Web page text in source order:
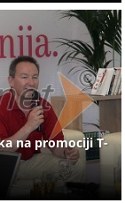
na promociji T-